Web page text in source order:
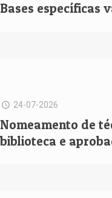
Bases específicas
24-07-2026
Nomeamento de
biblioteca e